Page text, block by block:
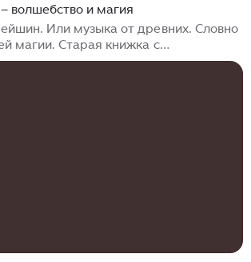
волшебство и магия
Или музыка от древних. Словно
магии. Старая книжка с
из прошлого. В старом